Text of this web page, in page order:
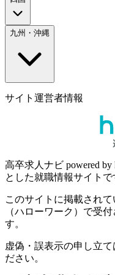
九州・沖縄
サイト運営者情報
高卒求人ナビ powered
とした就職情報サイトで
このサイトに掲載され
（ハローワーク）で受
す。
虚偽・誤表示の申し立て
ださい。